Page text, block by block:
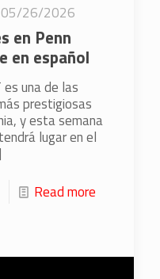
05/26/2026
en Penn
en español
una de las
prestigiosas
y esta semana
lugar en el
Read more